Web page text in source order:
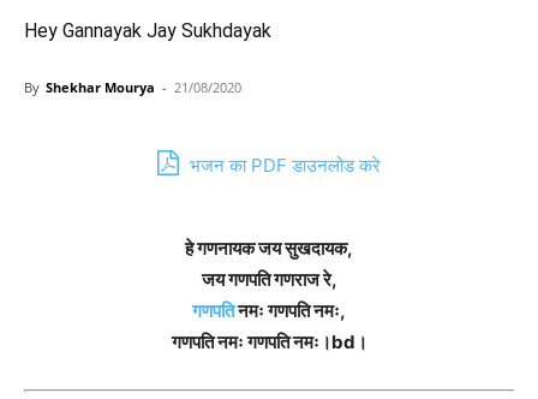
Hey Gannayak Jay Sukhdayak
By Shekhar Mourya - 21/08/2020
भजन का PDF डाउनलोड करे
हे गणनायक जय सुखदायक,
जय गणपति गणराज रे,
गणपतिनमः गणपति नमः,
गणपति नमः गणपति नमः।bd।